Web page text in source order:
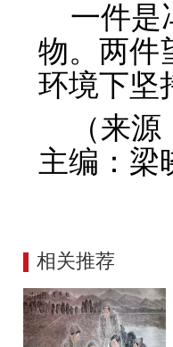
一件是
物。两件
环境下坚
（来
主编：梁
相关推荐